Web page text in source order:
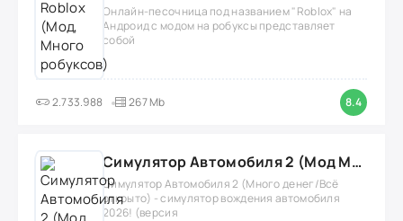
Онлайн-песочница под названием "Roblox" на
Андроид с модом на робуксы представляет
собой
2.733.988 267 Mb 8.4
Симулятор Автомобиля 2 (Мод Много денег/Всё открыто)
Симулятор Автомобиля 2 (Много денег/Всё
открыто) - симулятор вождения автомобиля
2026! (версия